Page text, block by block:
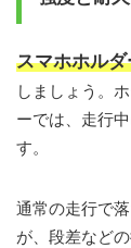
スマホホル
しましょう。
ーでは、走行
す。
通常の走行で
が、段差など